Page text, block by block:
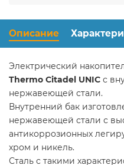
Описание
Электрический
Thermo Citadel UNIC с
нержавеющей стали.
Внутренний бак
нержавеющей стали с
антикоррозионных
хром и никель.
Сталь с такими